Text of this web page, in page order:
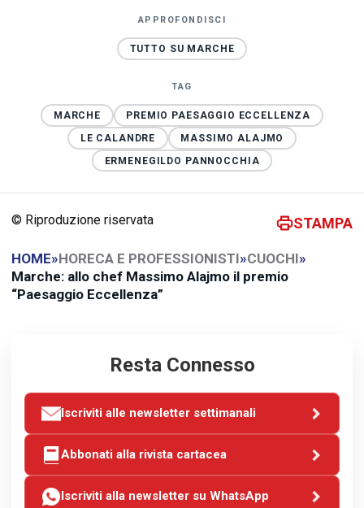
APPROFONDISCI
TUTTO SU MARCHE
TAG
MARCHE
PREMIO PAESAGGIO ECCELLENZA
LE CALANDRE
MASSIMO ALAJMO
ERMENEGILDO PANNOCCHIA
© Riproduzione riservata STAMPA
HOME»HORECA E PROFESSIONISTI»CUOCHI»
Marche: allo chef Massimo Alajmo il premio
“Paesaggio Eccellenza”
Resta Connesso
Iscriviti alle newsletter settimanali
Abbonati alla rivista cartacea
Iscriviti alla newsletter su WhatsApp